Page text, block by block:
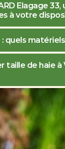
Elagage 33,
à votre
quels
taille de haie à